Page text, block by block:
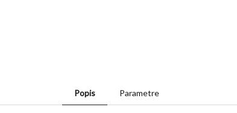
Popis Parametre